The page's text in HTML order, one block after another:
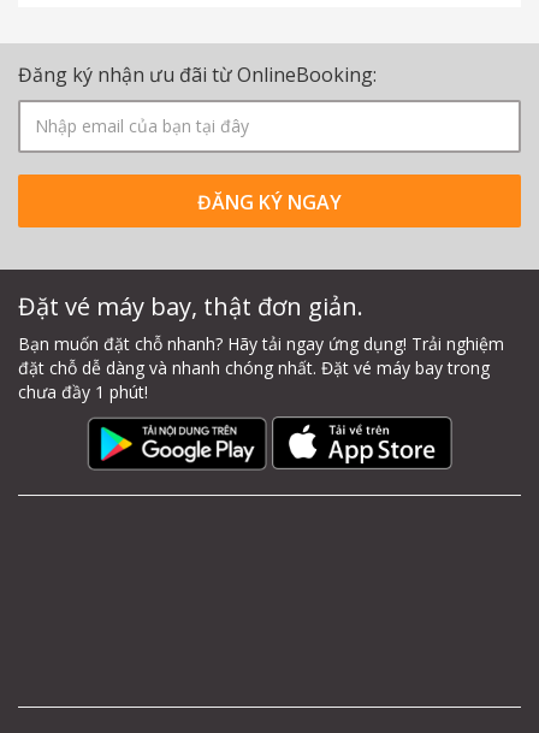
Đăng ký nhận ưu đãi từ OnlineBooking:
ĐĂNG KÝ NGAY
Đặt vé máy bay, thật đơn giản.
Bạn muốn đặt chỗ nhanh? Hãy tải ngay ứng dụng! Trải nghiệm
đặt chỗ dễ dàng và nhanh chóng nhất. Đặt vé máy bay trong
chưa đầy 1 phút!